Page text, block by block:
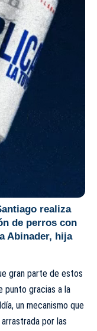
realiza
de perros con
Abinader, hija
gran parte de estos
punto gracias a la
un mecanismo que
por las